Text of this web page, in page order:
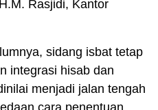
Rasjidi, Kantor
sidang isbat tetap
integrasi hisab dan
menjadi jalan tengah